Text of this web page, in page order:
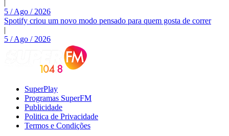
|
5 / Ago / 2026
Spotify criou um novo modo pensado para quem gosta de correr
|
5 / Ago / 2026
SuperPlay
Programas SuperFM
Publicidade
Politica de Privacidade
Termos e Condições